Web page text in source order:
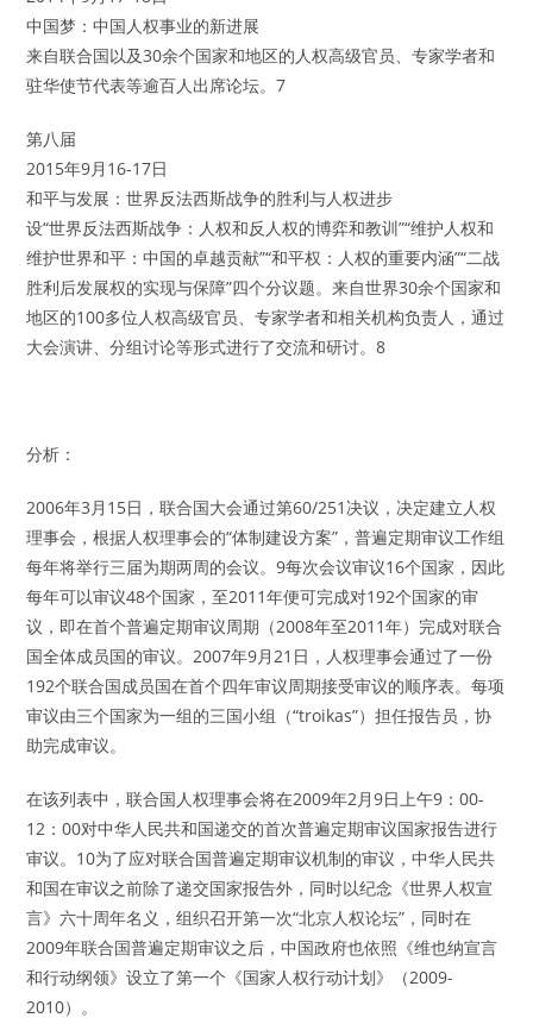
中国梦：中国人权事业的新进展
来自联合国以及30余个国家和地区的人权高级官员、专家学者和
驻华使节代表等逾百人出席论坛。7
第八届
2015年9月16-17日
和平与发展：世界反法西斯战争的胜利与人权进步
设“世界反法西斯战争：人权和反人权的博弈和教训”“维护人权和
维护世界和平：中国的卓越贡献”“和平权：人权的重要内涵”“二战
胜利后发展权的实现与保障”四个分议题。来自世界30余个国家和
地区的100多位人权高级官员、专家学者和相关机构负责人，通过
大会演讲、分组讨论等形式进行了交流和研讨。8
分析：
2006年3月15日，联合国大会通过第60/251决议，决定建立人权
理事会，根据人权理事会的“体制建设方案”，普遍定期审议工作组
每年将举行三届为期两周的会议。9每次会议审议16个国家，因此
每年可以审议48个国家，至2011年便可完成对192个国家的审
议，即在首个普遍定期审议周期（2008年至2011年）完成对联合
国全体成员国的审议。2007年9月21日，人权理事会通过了一份
192个联合国成员国在首个四年审议周期接受审议的顺序表。每项
审议由三个国家为一组的三国小组（“troikas”）担任报告员，协
助完成审议。
在该列表中，联合国人权理事会将在2009年2月9日上午9：00-
12：00对中华人民共和国递交的首次普遍定期审议国家报告进行
审议。10为了应对联合国普遍定期审议机制的审议，中华人民共
和国在审议之前除了递交国家报告外，同时以纪念《世界人权宣
言》六十周年名义，组织召开第一次“北京人权论坛”，同时在
2009年联合国普遍定期审议之后，中国政府也依照《维也纳宣言
和行动纲领》设立了第一个《国家人权行动计划》（2009-
2010）。